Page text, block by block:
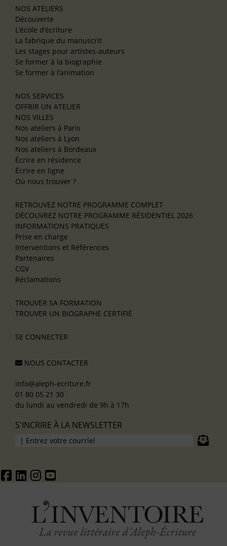
NOS ATELIERS
Découverte
L’école d’écriture
La fabrique du manuscrit
Les stages pour artistes-auteurs
Se former à la biographie
Se former à l’animation
NOS SERVICES
OFFRIR UN ATELIER
NOS VILLES
Nos ateliers à Paris
Nos ateliers à Lyon
Nos ateliers à Bordeaux
Écrire en résidence
Écrire en ligne
Où nous trouver ?
RETROUVEZ NOTRE PROGRAMME COMPLET
DÉCOUVREZ NOTRE PROGRAMME RÉSIDENTIEL 2026
INFORMATIONS PRATIQUES
Prise en charge
Interventions et Références
Partenaires
CGV
Réclamations
TROUVER SA FORMATION
TROUVER UN BIOGRAPHE CERTIFIÉ
SE CONNECTER
NOUS CONTACTER
info@aleph-ecriture.fr
01 80 05 21 30
du lundi au vendredi de 9h à 17h
S'INCRIRE À LA NEWSLETTER